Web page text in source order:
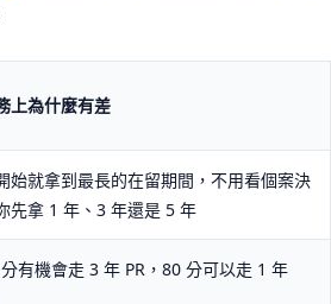
上為什麼有差
始就拿到最長的在留期間，不用看個案決
先拿 1 年、3 年還是 5 年
有機會走 3 年 PR，80 分可以走 1 年